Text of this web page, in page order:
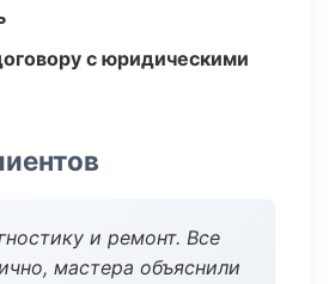
с юридическими
и ремонт. Все
мастера объяснили